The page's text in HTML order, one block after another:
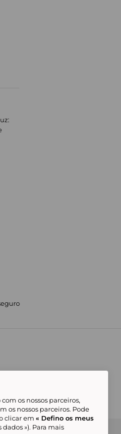
Gerais
os nossos parceiros,
os nossos parceiros. Pode
clicar em « Defino os meus
»). Para mais